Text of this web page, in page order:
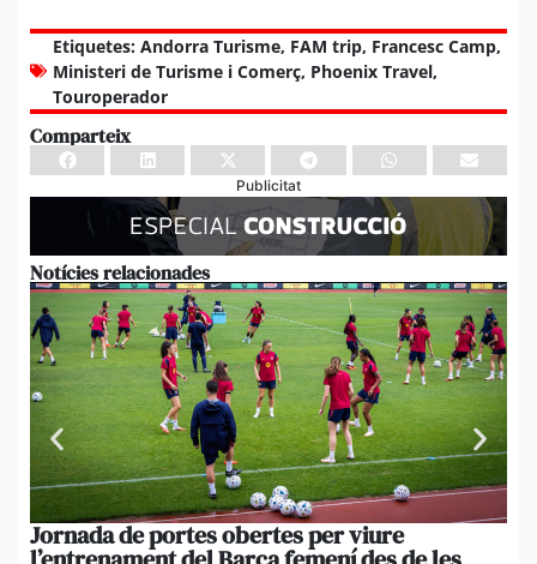
Etiquetes: Andorra Turisme, FAM trip, Francesc Camp,
Ministeri de Turisme i Comerç, Phoenix Travel,
Touroperador
Comparteix
Publicitat
Notícies relacionades
Jornada de portes obertes per viure